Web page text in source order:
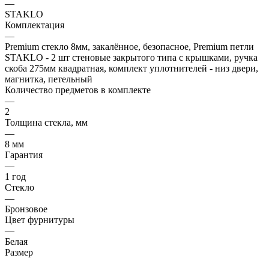
—
STAKLO
Комплектация
—
Premium стекло 8мм, закалённое, безопасное, Premium петли
STAKLO - 2 шт стеновые закрытого типа с крышками, ручка
скоба 275мм квадратная, комплект уплотнителей - низ двери,
магнитка, петельный
Количество предметов в комплекте
—
2
Толщина стекла, мм
—
8 мм
Гарантия
—
1 год
Стекло
—
Бронзовое
Цвет фурнитуры
—
Белая
Размер